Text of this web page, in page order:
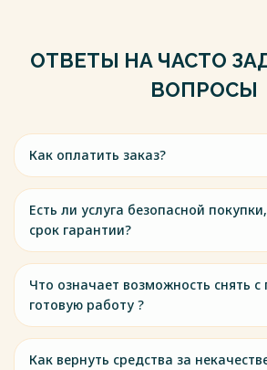
ОТВЕТЫ НА ЧАСТО
ВОПРОСЫ
Как оплатить заказ?
Есть ли услуга безопасной
срок гарантии?
Что означает возможность снять
готовую работу ?
Как вернуть средства за